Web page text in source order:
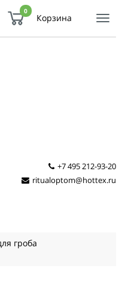
0
Корзина
+7 495 212-93-20
ritualoptom@hottex.ru
гроба